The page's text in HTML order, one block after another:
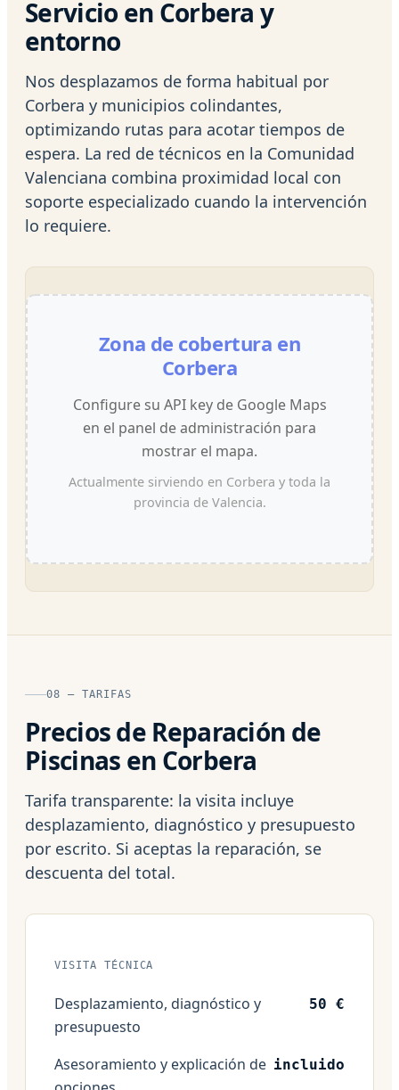
Servicio en Corbera y
entorno
Nos desplazamos de forma habitual por
Corbera y municipios colindantes,
optimizando rutas para acotar tiempos de
espera. La red de técnicos en la Comunidad
Valenciana combina proximidad local con
soporte especializado cuando la intervención
lo requiere.
Zona de cobertura en
Corbera
Configure su API key de Google Maps
en el panel de administración para
mostrar el mapa.
Actualmente sirviendo en Corbera y toda la
provincia de Valencia.
08 — TARIFAS
Precios de Reparación de
Piscinas en Corbera
Tarifa transparente: la visita incluye
desplazamiento, diagnóstico y presupuesto
por escrito. Si aceptas la reparación, se
descuenta del total.
VISITA TÉCNICA
Desplazamiento, diagnóstico y
presupuesto
50 €
Asesoramiento y explicación de incluido